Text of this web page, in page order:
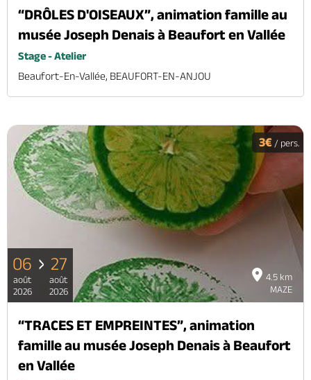
“DRÔLES D'OISEAUX”, animation famille au
musée Joseph Denais à Beaufort en Vallée
Stage - Atelier
Beaufort-En-Vallée, BEAUFORT-EN-ANJOU
4.5 km
MAZE
3€ / pers.
06
août
2026
27
août
2026
“TRACES ET EMPREINTES”, animation
famille au musée Joseph Denais à Beaufort
en Vallée